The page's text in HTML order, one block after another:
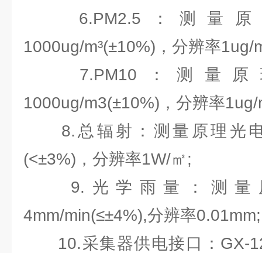
6.PM2.5：测量原
1000ug/m³(±10%)，分辨率1ug/
7.PM10：测量原
1000ug/m3(±10%)，分辨率1ug/
8.总辐射：测量原理光电
(<±3%)，分辨率1W/㎡;
9.光学雨量：测量
4mm/min(≤±4%),分辨率0.01mm;
10.采集器供电接口：GX-